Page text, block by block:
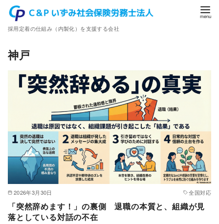
ツ
採用定着の仕組み（内製化）を支援する会社
神戸
2026年3月30日 全国対応
「突然辞めます！」の裏側 退職の本質と、組織が見
落としている対話の不在